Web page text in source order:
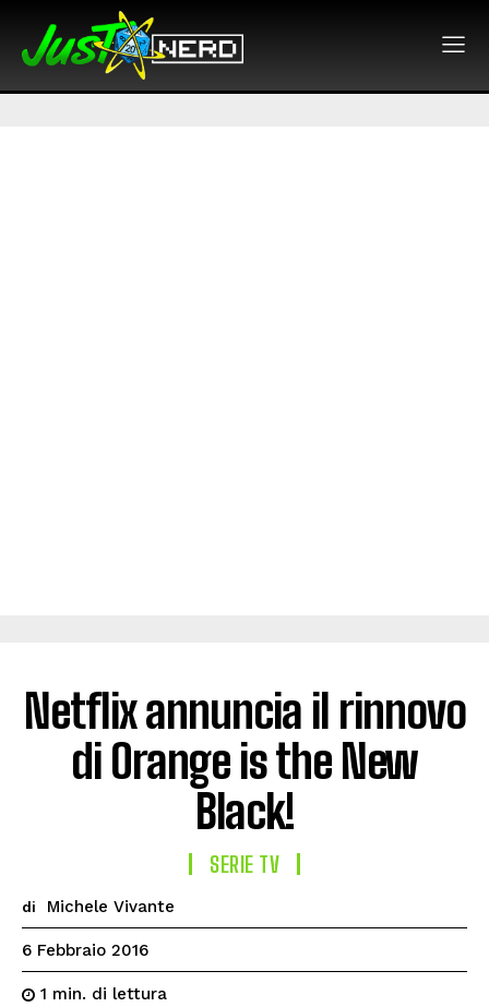
Netflix annuncia il rinnovo
di Orange is the New
Black!
SERIE TV
di Michele Vivante
6 Febbraio 2016
1 min. di lettura